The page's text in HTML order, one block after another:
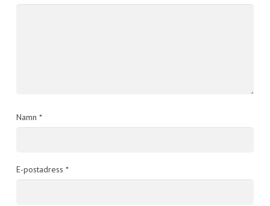
Namn *
E-postadress *